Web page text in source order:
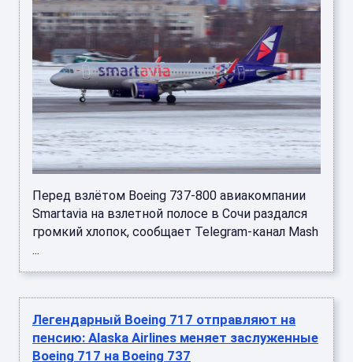
Перед взлётом Boeing 737-800 авиакомпании
Smartavia на взлетной полосе в Сочи раздался
громкий хлопок, сообщает Telegram-канал Mash
...
Легендарный Boeing 717 отправляют на
пенсию: Alaska Airlines меняет заслуженные
Boeing 717 на Boeing 737